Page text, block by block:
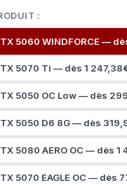
:
5060 WINDFORCE —
5070 Ti — dès 1
5050 OC Low — dès
5050 D6 8G — dès
5080 AERO OC — dès 1
5070 EAGLE OC — dès